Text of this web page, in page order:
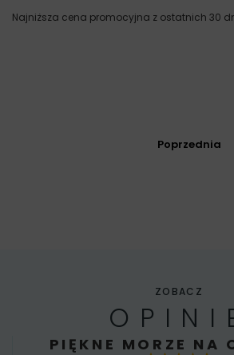
Najniższa cena promocyjna z ostatnich 30
Poprzednia
ZOBACZ
PIĘKNE MORZE NA